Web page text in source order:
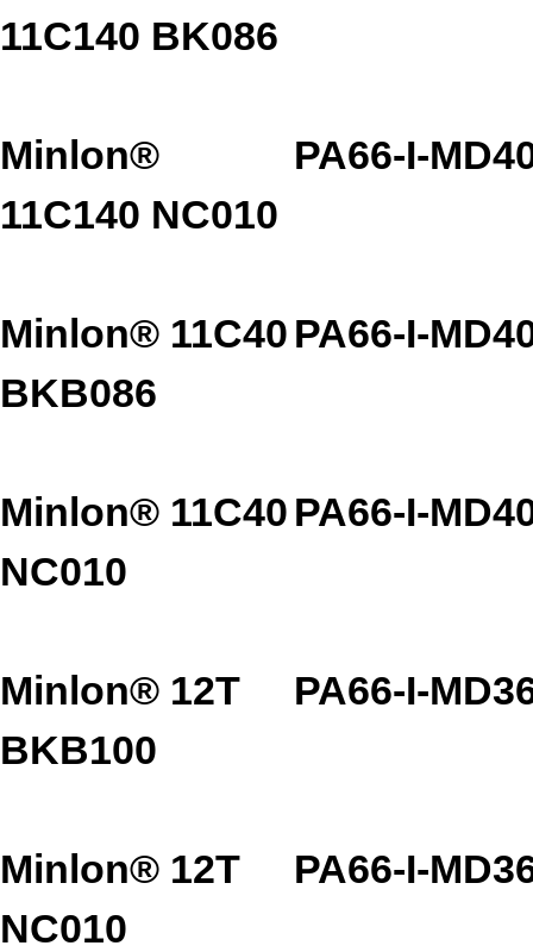
11C140 BK086
Minlon®
11C140 NC010
PA66-I-
Minlon® 11C40
BKB086
PA66-I-
Minlon® 11C40
NC010
PA66-I-
Minlon® 12T
BKB100
PA66-I-
Minlon® 12T
NC010
PA66-I-